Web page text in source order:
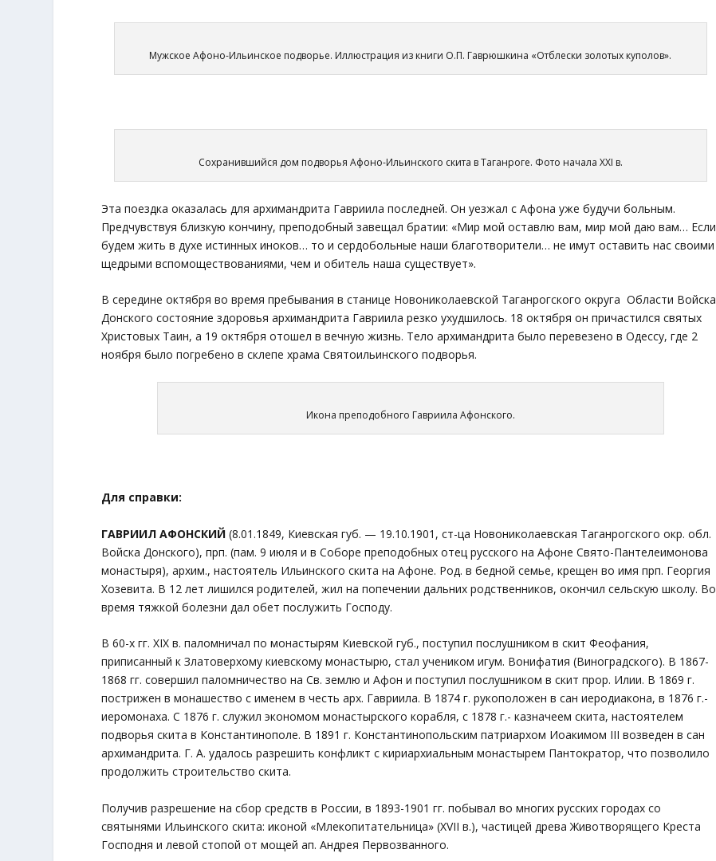
Мужское Афоно-Ильинское подворье. Иллюстрация из книги О.П. Гаврюшкина «Отблески золотых куполов».
Сохранившийся дом подворья Афоно-Ильинского скита в Таганроге. Фото начала XXI в.
Эта поездка оказалась для архимандрита Гавриила последней. Он уезжал с Афона уже будучи больным.
Предчувствуя близкую кончину, преподобный завещал братии: «Мир мой оставлю вам, мир мой даю вам… Если
будем жить в духе истинных иноков… то и сердобольные наши благотворители… не имут оставить нас своими
щедрыми вспомоществованиями, чем и обитель наша существует».
В середине октября во время пребывания в станице Новониколаевской Таганрогского округа Области Войска
Донского состояние здоровья архимандрита Гавриила резко ухудшилось. 18 октября он причастился святых
Христовых Таин, а 19 октября отошел в вечную жизнь. Тело архимандрита было перевезено в Одессу, где 2
ноября было погребено в склепе храма Святоильинского подворья.
Икона преподобного Гавриила Афонского.
Для справки:
ГАВРИИЛ АФОНСКИЙ (8.01.1849, Киевская губ. — 19.10.1901, ст-ца Новониколаевская Таганрогского окр. обл.
Войска Донского), прп. (пам. 9 июля и в Соборе преподобных отец русского на Афоне Свято-Пантелеимонова
монастыря), архим., настоятель Ильинского скита на Афоне. Род. в бедной семье, крещен во имя прп. Георгия
Хозевита. В 12 лет лишился родителей, жил на попечении дальних родственников, окончил сельскую школу. Во
время тяжкой болезни дал обет послужить Господу.
В 60-х гг. XIX в. паломничал по монастырям Киевской губ., поступил послушником в скит Феофания,
приписанный к Златоверхому киевскому монастырю, стал учеником игум. Вонифатия (Виноградского). В 1867-
1868 гг. совершил паломничество на Св. землю и Афон и поступил послушником в скит прор. Илии. В 1869 г.
пострижен в монашество с именем в честь арх. Гавриила. В 1874 г. рукоположен в сан иеродиакона, в 1876 г.-
иеромонаха. С 1876 г. служил экономом монастырского корабля, с 1878 г.- казначеем скита, настоятелем
подворья скита в Константинополе. В 1891 г. Константинопольским патриархом Иоакимом III возведен в сан
архимандрита. Г. А. удалось разрешить конфликт с кириархиальным монастырем Пантократор, что позволило
продолжить строительство скита.
Получив разрешение на сбор средств в России, в 1893-1901 гг. побывал во многих русских городах со
святынями Ильинского скита: иконой «Млекопитательница» (XVII в.), частицей древа Животворящего Креста
Господня и левой стопой от мощей ап. Андрея Первозванного.